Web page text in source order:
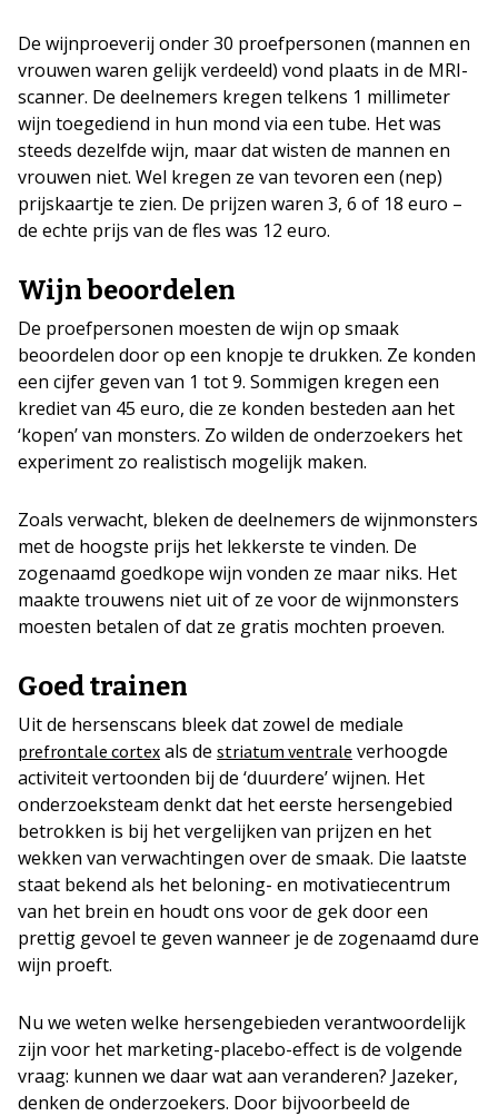
De wijnproeverij onder 30 proefpersonen (mannen en
vrouwen waren gelijk verdeeld) vond plaats in de MRI-
scanner. De deelnemers kregen telkens 1 millimeter
wijn toegediend in hun mond via een tube. Het was
steeds dezelfde wijn, maar dat wisten de mannen en
vrouwen niet. Wel kregen ze van tevoren een (nep)
prijskaartje te zien. De prijzen waren 3, 6 of 18 euro –
de echte prijs van de fles was 12 euro.
Wijn beoordelen
De proefpersonen moesten de wijn op smaak
beoordelen door op een knopje te drukken. Ze konden
een cijfer geven van 1 tot 9. Sommigen kregen een
krediet van 45 euro, die ze konden besteden aan het
‘kopen’ van monsters. Zo wilden de onderzoekers het
experiment zo realistisch mogelijk maken.
Zoals verwacht, bleken de deelnemers de wijnmonsters
met de hoogste prijs het lekkerste te vinden. De
zogenaamd goedkope wijn vonden ze maar niks. Het
maakte trouwens niet uit of ze voor de wijnmonsters
moesten betalen of dat ze gratis mochten proeven.
Goed trainen
Uit de hersenscans bleek dat zowel de mediale
prefrontale cortex als de striatum ventrale verhoogde
activiteit vertoonden bij de ‘duurdere’ wijnen. Het
onderzoeksteam denkt dat het eerste hersengebied
betrokken is bij het vergelijken van prijzen en het
wekken van verwachtingen over de smaak. Die laatste
staat bekend als het beloning- en motivatiecentrum
van het brein en houdt ons voor de gek door een
prettig gevoel te geven wanneer je de zogenaamd dure
wijn proeft.
Nu we weten welke hersengebieden verantwoordelijk
zijn voor het marketing-placebo-effect is de volgende
vraag: kunnen we daar wat aan veranderen? Jazeker,
denken de onderzoekers. Door bijvoorbeeld de